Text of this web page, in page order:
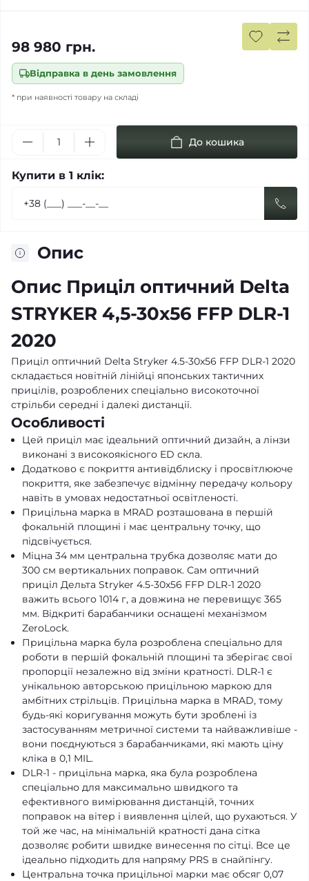
Відправка в день замовлення
* при наявності товару на складі
98 980 грн.
До кошика
Купити в 1 клік:
Опис
Опис Приціл оптичний Delta
STRYKER 4,5-30x56 FFP DLR-1
2020
Приціл оптичний Delta Stryker 4.5-30x56 FFP DLR-1 2020
складається новітній лінійці японських тактичних
прицілів, розроблених спеціально високоточної
стрільби середні і далекі дистанції.
Особливості
Цей приціл має ідеальний оптичний дизайн, а лінзи
виконані з високоякісного ED скла.
Додатково є покриття антивідблиску і просвітлююче
покриття, яке забезпечує відмінну передачу кольору
навіть в умовах недостатньої освітленості.
Прицільна марка в MRAD розташована в першій
фокальній площині і має центральну точку, що
підсвічується.
Міцна 34 мм центральна трубка дозволяє мати до
300 см вертикальних поправок. Сам оптичний
приціл Дельта Stryker 4.5-30x56 FFP DLR-1 2020
важить всього 1014 г, а довжина не перевищує 365
мм. Відкриті барабанчики оснащені механізмом
ZeroLock.
Прицільна марка була розроблена спеціально для
роботи в першій фокальній площині та зберігає свої
пропорції незалежно від зміни кратності. DLR-1 є
унікальною авторською прицільною маркою для
амбітних стрільців. Прицільна марка в MRAD, тому
будь-які коригування можуть бути зроблені із
застосуванням метричної системи та найважливіше -
вони поєднуються з барабанчиками, які мають ціну
кліка в 0,1 MIL.
DLR-1 - прицільна марка, яка була розроблена
спеціально для максимально швидкого та
ефективного вимірювання дистанцій, точних
поправок на вітер і виявлення цілей, що рухаються. У
той же час, на мінімальній кратності дана сітка
дозволяє робити швидке винесення по сітці. Все це
ідеально підходить для напряму PRS в снайпінгу.
Центральна точка прицільної марки має обсяг 0,07